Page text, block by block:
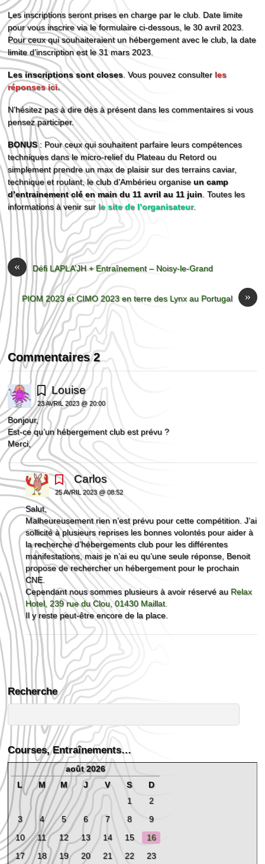
Les inscriptions seront prises en charge par le club. Date limite
pour vous inscrire via le formulaire ci-dessous, le 30 avril 2023.
Pour ceux qui souhaiteraient un hébergement avec le club, la date
limite d’inscription est le 31 mars 2023.
Les inscriptions sont closes . Vous pouvez consulter les
réponses ici.
N’hésitez pas à dire dès à présent dans les commentaires si vous
pensez participer.
BONUS: Pour ceux qui souhaitent parfaire leurs compétences
techniques dans le micro-relief du Plateau du Retord ou
simplement prendre un max de plaisir sur des terrains caviar,
technique et roulant, le club d’Ambérieu organiseun camp
d’entrainement clé en main du 11 avril au 11 juin. Toutes les
informations à venir sur le site de l’organisateur.
« Défi LAPLA’JH + Entraînement – Noisy-le-Grand
»
PIOM 2023 et CIMO 2023 en terre des Lynx au Portugal
Commentaires 2
Louise
23 AVRIL 2023 @ 20:00
Bonjour,
Est-ce qu’un hébergement club est prévu ?
Merci,
Carlos
25 AVRIL 2023 @ 08:52
Salut,
Malheureusement rien n’est prévu pour cette compétition. J’ai
sollicité à plusieurs reprises les bonnes volontés pour aider à
la recherche d’hébergements club pour les différentes
manifestations, mais je n’ai eu qu’une seule réponse, Benoit
propose de rechercher un hébergement pour le prochain
CNE.
Cependant nous sommes plusieurs à avoir réservé au Relax
Hotel, 239 rue du Clou, 01430 Maillat.
Il y reste peut-être encore de la place.
Recherche
Courses, Entraînements…
août 2026
L
M M J V S
D
1
2
3
4 5 6 7 8
9
10
11 12 13 14 15
16
17
18 19 20 21 22 23